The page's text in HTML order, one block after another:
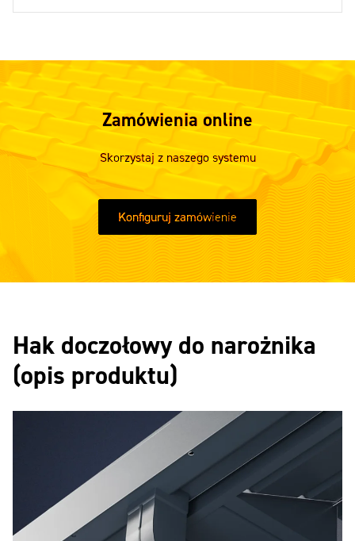
Zamówienia online
Skorzystaj z naszego systemu
Konfiguruj zamówienie
Hak doczołowy do narożnika
(opis produktu)